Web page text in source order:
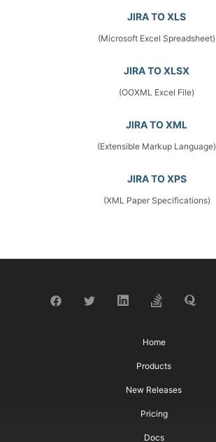
JIRA TO XLS
(Microsoft Excel Spreadsheet)
JIRA TO XLSX
(OOXML Excel File)
JIRA TO XML
(Extensible Markup Language)
JIRA TO XPS
(XML Paper Specifications)
Home
Products
New Releases
Pricing
Docs